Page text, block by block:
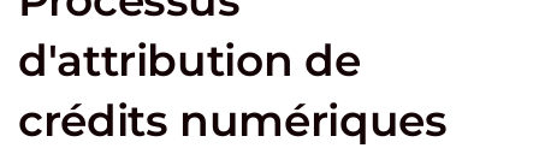
d'attribution de
crédits numériques